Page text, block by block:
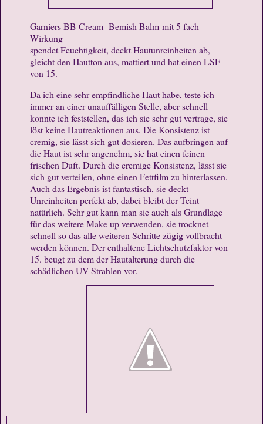
Garniers BB Cream- Bemish Balm mit 5 fach
Wirkung
spendet Feuchtigkeit, deckt Hautunreinheiten ab,
gleicht den Hautton aus, mattiert und hat einen LSF
von 15.
Da ich eine sehr empfindliche Haut habe, teste ich
immer an einer unauffälligen Stelle, aber schnell
konnte ich feststellen, das ich sie sehr gut vertrage, sie
löst keine Hautreaktionen aus. Die Konsistenz ist
cremig, sie lässt sich gut dosieren. Das aufbringen auf
die Haut ist sehr angenehm, sie hat einen feinen
frischen Duft. Durch die cremige Konsistenz, lässt sie
sich gut verteilen, ohne einen Fettfilm zu hinterlassen.
Auch das Ergebnis ist fantastisch, sie deckt
Unreinheiten perfekt ab, dabei bleibt der Teint
natürlich. Sehr gut kann man sie auch als Grundlage
für das weitere Make up verwenden, sie trocknet
schnell so das alle weiteren Schritte zügig vollbracht
werden können. Der enthaltene Lichtschutzfaktor von
15. beugt zu dem der Hautalterung durch die
schädlichen UV Strahlen vor.